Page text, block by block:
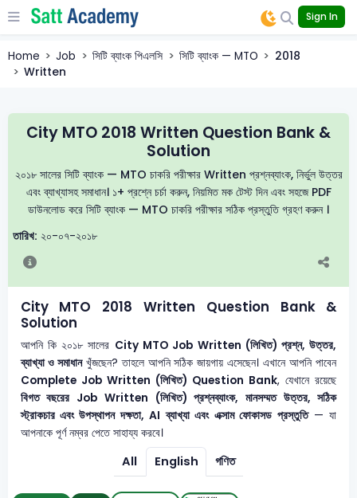
Sign In
Home Job সিটি ব্যাংক পিএলসি সিটি ব্যাংক — MTO
2018
Written
City MTO 2018 Written Question Bank &
Solution
২০১৮ সালের সিটি ব্যাংক — MTO চাকরি পরীক্ষার Written প্রশ্নব্যাংক, নির্ভুল উত্তর
এবং ব্যাখ্যাসহ সমাধান। ১+ প্রশ্নে চর্চা করুন, নিয়মিত মক টেস্ট দিন এবং সহজে PDF
ডাউনলোড করে সিটি ব্যাংক — MTO চাকরি পরীক্ষার সঠিক প্রস্তুতি গ্রহণ করুন ।
তারিখ: ২০-০৭-২০১৮
City MTO 2018 Written Question Bank &
Solution
আপনি কি ২০১৮ সালের City MTO Job Written (লিখিত) প্রশ্ন, উত্তর,
ব্যাখ্যা ও সমাধানখুঁজছেন? তাহলে আপনি সঠিক জায়গায় এসেছেন। এখানে আপনি পাবেন
Complete Job Written (লিখিত) Question Bank, যেখানে রয়েছে
বিগত বছরের Job Written (লিখিত) প্রশ্নব্যাংক, মানসম্মত উত্তর, সঠিক
স্ট্রাকচার এবং উপস্থাপন দক্ষতা, AI ব্যাখ্যা এবং এক্সাম ফোকাসড প্রস্তুতি— যা
আপনাকে পূর্ণ নম্বর পেতে সাহায্য করবে।
All English গণিত